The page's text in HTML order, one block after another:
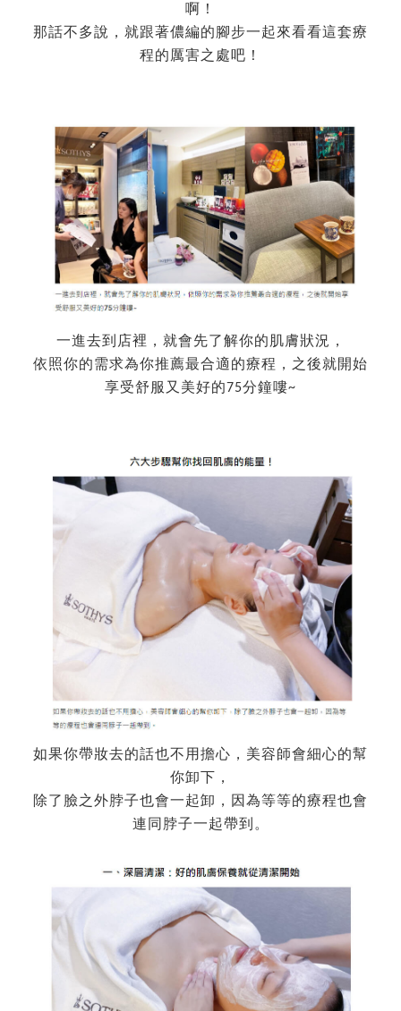
啊！
那話不多說，就跟著儂編的腳步一起來看看這套療
程的厲害之處吧！
一進去到店裡，就會先了解你的肌膚狀況，
依照你的需求為你推薦最合適的療程，之後就開始
享受舒服又美好的75分鐘嘍~
如果你帶妝去的話也不用擔心，美容師會細心的幫
你卸下，
除了臉之外脖子也會一起卸，因為等等的療程也會
連同脖子一起帶到。